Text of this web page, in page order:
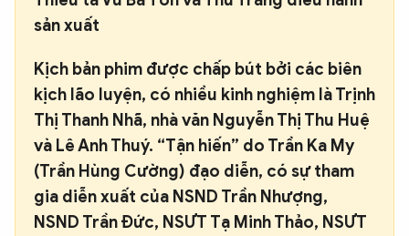
sản xuất
Kịch bản phim được chấp bút bởi các biên
kịch lão luyện, có nhiều kinh nghiệm là Trịnh
Thị Thanh Nhã, nhà văn Nguyễn Thị Thu Huệ
và Lê Anh Thuý. “Tận hiến” do Trần Ka My
(Trần Hùng Cường) đạo diễn, có sự tham
gia diễn xuất của NSND Trần Nhượng,
NSND Trần Đức, NSƯT Tạ Minh Thảo, NSƯT